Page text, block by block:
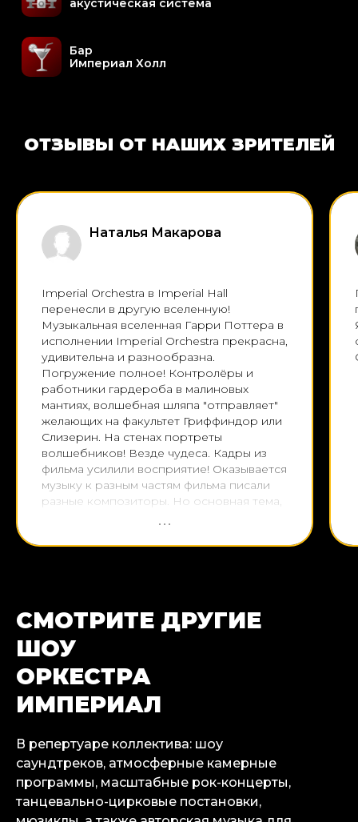
Бар
Империал Холл
акустическая система
ОТЗЫВЫ ОТ НАШИХ ЗРИТЕЛЕЙ
Наталья Макарова
Imperial Orchestra в Imperial Hall
перенесли в другую вселенную!
Музыкальная вселенная Гарри Поттера в
исполнении Imperial Orchestra прекрасна,
удивительна и разнообразна.
Погружение полное! Контролёры и
работники гардероба в малиновых
мантиях, волшебная шляпа "отправляет"
желающих на факультет Гриффиндор или
Слизерин. На стенах портреты
волшебников! Везде чудеса. Кадры из
фильма усилили восприятие! Оказывается
музыку к разным частям фильма писали
разные композиторы. Но основная тема,
композитору Джону Уильямсу. Спасибо
СМОТРИТЕ ДРУГИЕ
ШОУ
ОРКЕСТРА
ИМПЕРИАЛ
В репертуаре коллектива: шоу
саундтреков, атмосферные камерные
программы, масштабные рок-концерты,
танцевально-цирковые постановки,